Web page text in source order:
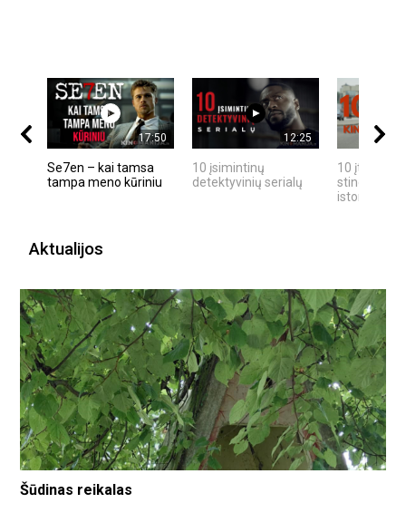
17:50
Se7en – kai tamsa
tampa meno kūriniu
12:25
10 įsimintinų
detektyvinių serialų
10 įtemptų,
stingdančių
istorijų
Aktualijos
Šūdinas reikalas